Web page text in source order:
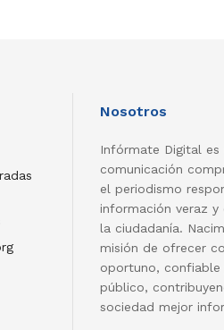
Nosotros
Infórmate Digital es
comunicación
el periodismo
información veraz y
la ciudadanía.
misión de ofrecer
oportuno, confiable
público,
sociedad mejor